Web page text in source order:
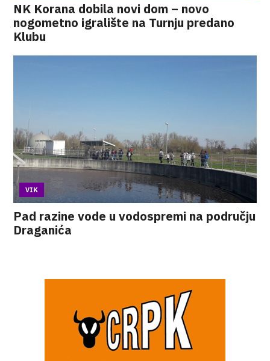
NK Korana dobila novi dom – novo
nogometno igralište na Turnju predano
Klubu
VIK
Pad razine vode u vodospremi na području
Draganića